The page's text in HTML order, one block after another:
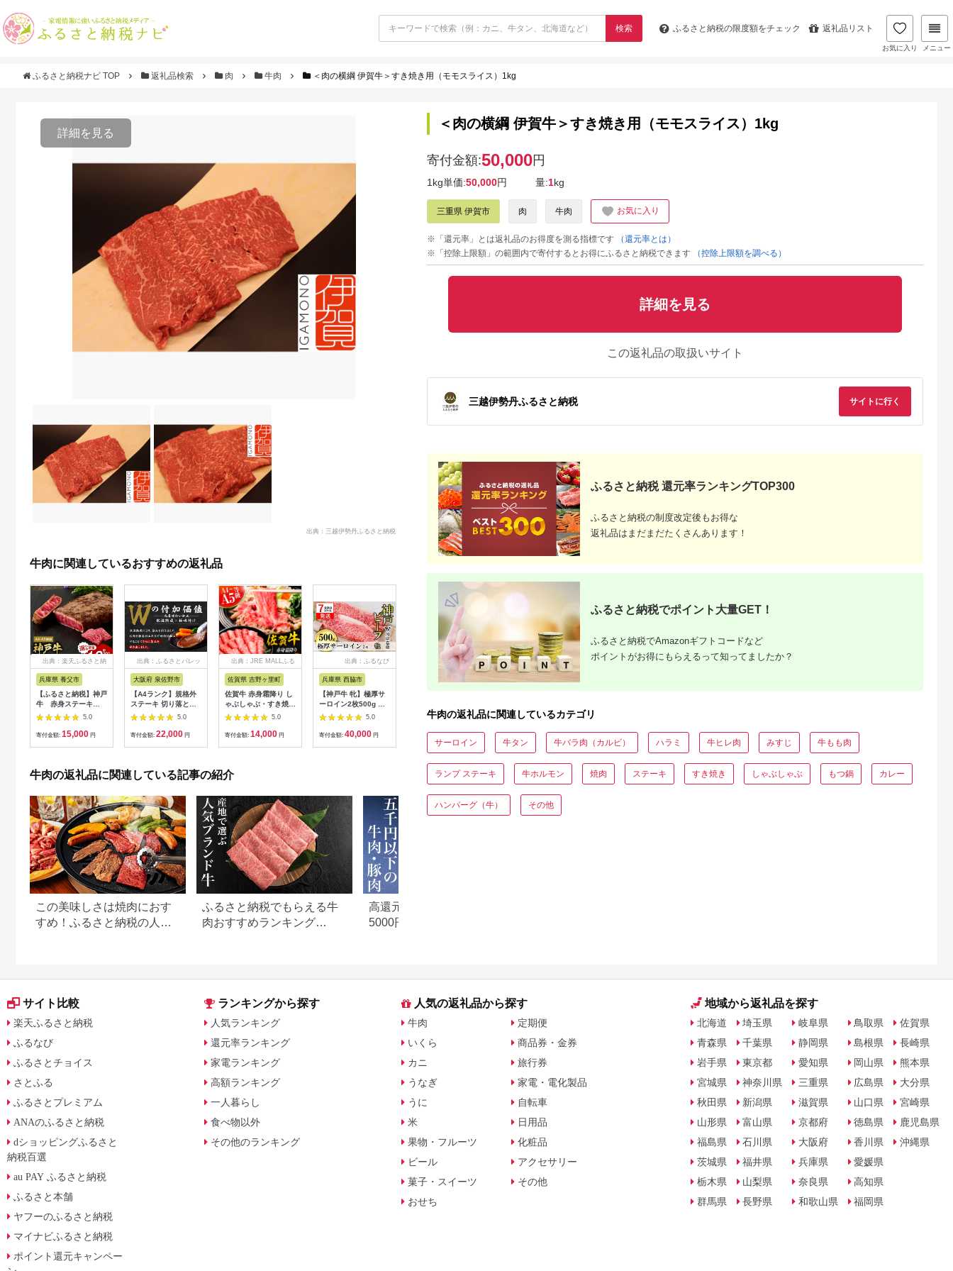
検索 ふるさと納税の限度額をチェック 返礼品リスト
お気に入り メニュー
ふるさと納税ナビ TOP 返礼品検索 肉 牛肉 ＜肉の横綱 伊賀牛＞すき焼き用（モモスライス）1kg
詳細を見る
出典：三越伊勢丹ふるさと納税
牛肉に関連しているおすすめの返礼品
出典：楽天ふるさと納
兵庫県 養父市
【ふるさと納税】神戸
牛 赤身ステーキ
(200g/300g/400g/55
0g/1200g)_ 神戸牛 神
戸ビーフ 黒毛和牛 ス
プレゼント 焼肉 グル
【G1440980】
5.0
寄付金額: 15,000 円
出典：ふるさとパレッ
大阪府 泉佐野市
【A4ランク】規格外
ステーキ 切り落とし
800g【スピード発送
黒毛和牛 リブロース
サーロイン 訳あり サ
5.0
寄付金額: 22,000 円
出典：JRE MALLふる
佐賀県 吉野ヶ里町
佐賀牛 赤身霜降り し
ゃぶしゃぶ・すき焼き
用 600g 吉野ヶ里町
5.0
寄付金額: 14,000 円
出典：ふるなび
兵庫県 西脇市
【神戸牛 牝】極厚サ
ーロイン2枚500g 【7
営業日以内に発送】
(kawagishi-24)
5.0
寄付金額: 40,000 円
出典：ふるなび
テーキ 1000g 5.0
寄付金額: 10,000
出典：JALふるさと納税
宮崎県 宮崎市
牛ロースステーキ
肉 精肉 国産牛 黒毛和
牛 和牛 ロースステー
キ ステーキ ステーキ
肉 ステーキ用 ロース
焼肉 BBQ お祝い 贈
答 贈り物 ギフト 冷凍
おすすめ 人気
|_M132-091-PU3
5.0
17,000
出典：ふるなび
食 希少 山形 《幸せを
運ぶ牛》 013-D-
YL057
13,000
出典：ANAのふるさと
寄付金額: 14,000
F3S-2105
寄付金額: 18,000
牛肉の返礼品に関連している記事の紹介
この美味しさは焼肉におす
すめ！ふるさと納税の人気
ふるさと納税でもらえる牛
肉おすすめランキング
高還元率！ふるさと納税
5000円以下でおすすめ牛肉
＜肉の横綱 伊賀牛＞すき焼き用（モモスライス）1kg
寄付金額:50,000円
1kg単価:50,000円 量:1kg
三重県 伊賀市 肉 牛肉 お気に入り
※「還元率」とは返礼品のお得度を測る指標です
（還元率とは）
※「控除上限額」の範囲内で寄付するとお得にふるさと納税できます
（控除上限額を調べる）
詳細を見る
この返礼品の取扱いサイト
三越伊勢丹ふるさと納税 サイトに行く
ふるさと納税 還元率ランキングTOP300
ふるさと納税の制度改定後もお得な
返礼品はまだまだたくさんあります！
ふるさと納税でポイント大量GET！
ふるさと納税でAmazonギフトコードなど
ポイントがお得にもらえるって知ってましたか？
牛肉の返礼品に関連しているカテゴリ
サーロイン 牛タン 牛バラ肉（カルビ） ハラミ 牛ヒレ肉 みすじ 牛もも肉
ランプ ステーキ 牛ホルモン 焼肉 ステーキ すき焼き しゃぶしゃぶ もつ鍋 カレー
ハンバーグ（牛） その他
サイト比較
楽天ふるさと納税
ふるなび
ふるさとチョイス
さとふる
ふるさとプレミアム
ANAのふるさと納税
dショッピングふるさと
納税百選
au PAY ふるさと納税
ふるさと本舗
ヤフーのふるさと納税
マイナビふるさと納税
ポイント還元キャンペー
ランキングから探す
人気ランキング
還元率ランキング
家電ランキング
高額ランキング
一人暮らし
食べ物以外
その他のランキング
人気の返礼品から探す
牛肉
いくら
カニ
うなぎ
うに
米
果物・フルーツ
ビール
菓子・スイーツ
おせち
定期便
商品券・金券
旅行券
家電・電化製品
自転車
日用品
化粧品
アクセサリー
その他
地域から返礼品を探す
北海道
青森県
岩手県
宮城県
秋田県
山形県
福島県
茨城県
栃木県
群馬県
埼玉県
千葉県
東京都
神奈川県
新潟県
富山県
石川県
福井県
山梨県
長野県
岐阜県
静岡県
愛知県
三重県
滋賀県
京都府
大阪府
兵庫県
奈良県
和歌山県
鳥取県
島根県
岡山県
広島県
山口県
徳島県
香川県
愛媛県
高知県
福岡県
佐賀県
長崎県
熊本県
大分県
宮崎県
鹿児島県
沖縄県